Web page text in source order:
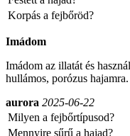
Korpás a fejbőröd?
Imádom
Imádom az illatát és
hullámos, porózus hajamra.
aurora 2025-06-22
Milyen a fejbőrtípusod?
Mennyire sűrű a hajad?